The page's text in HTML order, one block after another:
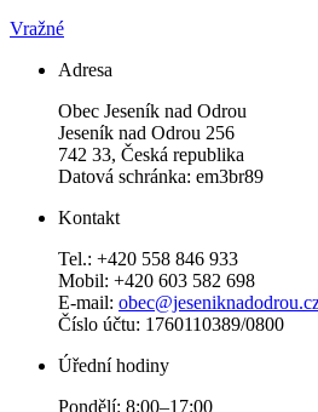
Vražné
Adresa
Obec Jeseník nad Odrou
Jeseník nad Odrou 256
742 33, Česká republika
Datová schránka: em3br89
Kontakt
Tel.: +420 558 846 933
Mobil: +420 603 582 698
E-mail:
Číslo účtu: 1760110389/0800
Úřední hodiny
Pondělí: 8:00–17:00